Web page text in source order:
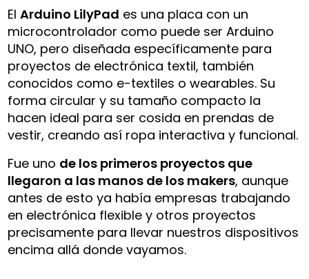
ElArduino LilyPad es una placa con un
microcontrolador como puede ser Arduino
UNO, pero diseñada específicamente para
proyectos de electrónica textil, también
conocidos como e-textiles o wearables. Su
forma circular y su tamaño compacto la
hacen ideal para ser cosida en prendas de
vestir, creando así ropa interactiva y funcional.
Fue uno de los primeros proyectos que
llegaron a las manos de los makers, aunque
antes de esto ya había empresas trabajando
en electrónica flexible y otros proyectos
precisamente para llevar nuestros dispositivos
encima allá donde vayamos.